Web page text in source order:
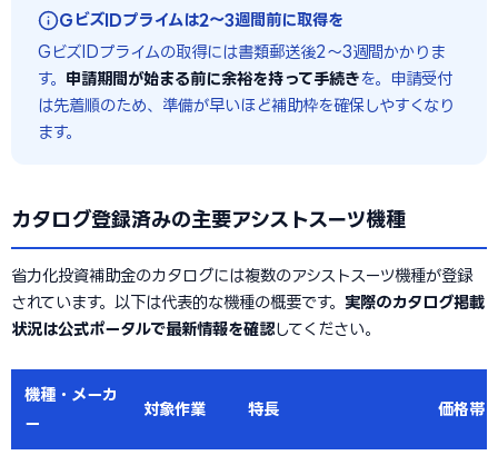
GビズIDプライムは2〜3週間前に取得を
GビズIDプライムの取得には書類郵送後2〜3週間かかりま
す。 申請期間が始まる前に余裕を持って手続きを。申請受付
は先着順のため、準備が早いほど補助枠を確保しやすくなり
ます。
カタログ登録済みの主要アシストスーツ機種
省力化投資補助金のカタログには複数のアシストスーツ機種が登録
されています。以下は代表的な機種の概要です。 実際のカタログ掲載
状況は公式ポータルで最新情報を確認してください。
機種・メーカ
ー
対象作業 特長 価格帯